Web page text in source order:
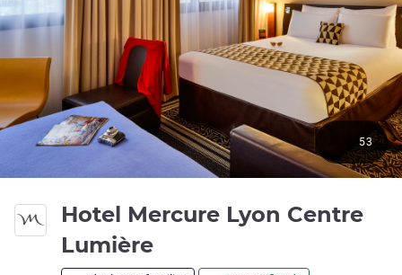
Hotel Mercure Lyon Centre
Lumière
53